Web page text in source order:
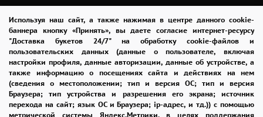
Используя наш сайт, а также нажимая в центре данного cookie-
баннера кнопку «Принять», вы даете согласие интернет-ресурсу
"Доставка букетов 24/7" на обработку cookie-файлов и
пользовательских данных (данные о пользователе, включая
настройки профиля, данные авторизации, данные об устройстве, а
также информацию о посещениях сайта и действиях на нем
(сведения о местоположении; тип и версия ОС; тип и версия
Браузера; тип устройства и разрешения его экрана; источник
перехода на сайт; язык ОС и Браузера; ip-адрес, и тд.)) с помощью
метрической системы Яндекс.Метрики. в целях поддержания
admin@buket24delivery.ru
ул. Луначарского д. 10,
ТЦ «Эпицентр»
ПОЛИТИКА КОНФИДЕНЦИАЛЬНОСТИ